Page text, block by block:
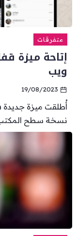
متفرقات
إتاحة ميزة
ويب
19/08/2023
أُطلقت ميزة
نسخة سطح